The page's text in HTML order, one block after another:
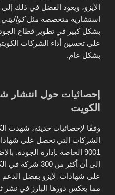
الأيزو، ويعود الفضل في ذلك
استشارية متخصصة مثل
بشكل كبير في تطوير قطاع
على تحسين أداء الشركات
بشكل عام.
إحصائيات حول انتشار
الكويت
وفقًا لإحصائيات حديثة، شهدت
الشركات التي تحصل على شهادات
9001 الخاصة بإدارة الجودة.
إلى أن أكثر من
على شهادات الأيزو بفضل
مما يعكس دورها البارز في نشر